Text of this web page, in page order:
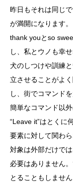
昨日もそれは同じ
が満開になります。
thank youとso
し、私とウノも幸
犬のしつけや訓練
立させることがよ
し、街でコマンド
簡単なコマンド以外
“Leave it”はとくに
要素に対して関わ
対象は外部だけで
必要はありません
とることもしませ